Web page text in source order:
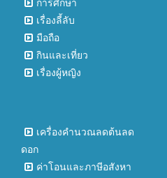
การศึกษา
เรื่องลี้ลับ
มือถือ
กินและเที่ยว
เรื่องผู้หญิง
เครื่องคำนวณลดต้นลด
ดอก
ค่าโอนและภาษีอสังหา